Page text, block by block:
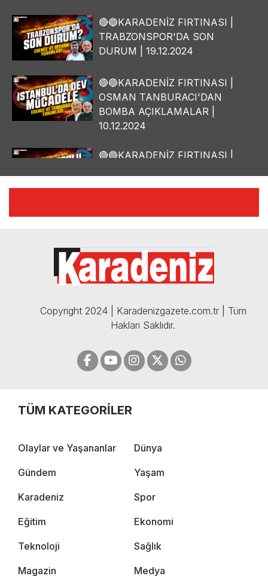
🔴🔵KARADENİZ FIRTINASI |
TRABZONSPOR'DA SON
DURUM | 19.12.2024
🔴🔵KARADENİZ FIRTINASI |
OSMAN TANBURACI'DAN
BOMBA AÇIKLAMALAR |
10.12.2024
🔴🔵KARADENİZ FIRTINASI |
🔴🔵KARADENİZ FIRTINASI |
05.12.2024
Copyright 2024 | Karadenizgazete.com.tr | Tüm
Hakları Saklıdır.
TÜM KATEGORİLER
Olaylar ve Yaşananlar Dünya
Gündem Yaşam
Karadeniz Spor
Eğitim Ekonomi
Teknoloji Sağlık
Magazin Medya